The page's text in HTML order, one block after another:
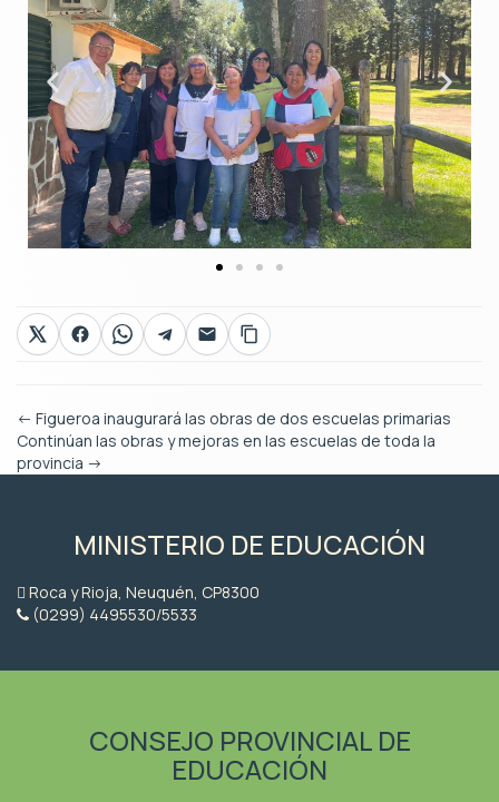
← Figueroa inaugurará las obras de dos escuelas primarias
Continúan las obras y mejoras en las escuelas de toda la
provincia →
MINISTERIO DE EDUCACIÓN
Roca y Rioja, Neuquén, CP8300
(0299) 4495530/5533
CONSEJO PROVINCIAL DE
EDUCACIÓN